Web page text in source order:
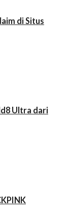
di Situs
Ultra dari